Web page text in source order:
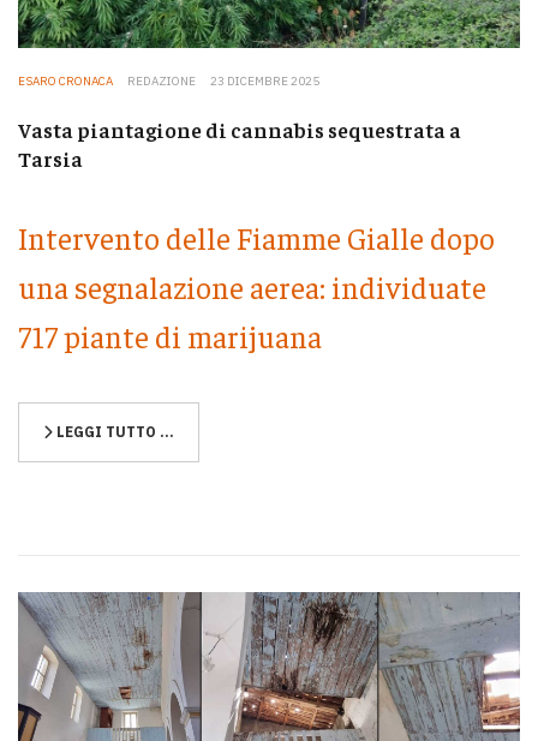
ESARO CRONACA REDAZIONE 23 DICEMBRE 2025
Vasta piantagione di cannabis sequestrata a
Tarsia
Intervento delle Fiamme Gialle dopo
una segnalazione aerea: individuate
717 piante di marijuana
LEGGI TUTTO …